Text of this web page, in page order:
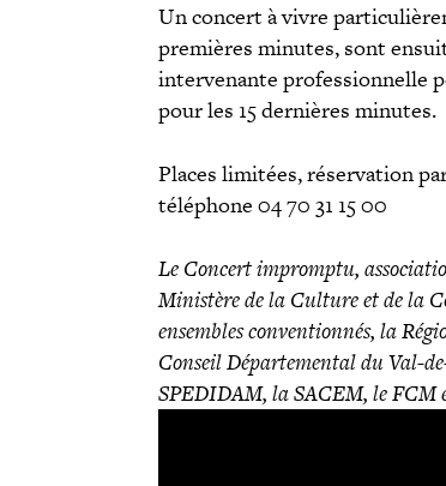
Un concert à vivre
premières minutes, sont
intervenante professionnelle
pour les 15 dernières minutes.
Places limitées, réservation
téléphone 04 70 31 15 00
Le Concert impromptu,
Ministère de la Culture et de la
ensembles conventionnés, la
Conseil Départemental du Val-
SPEDIDAM, la SACEM, le FCM